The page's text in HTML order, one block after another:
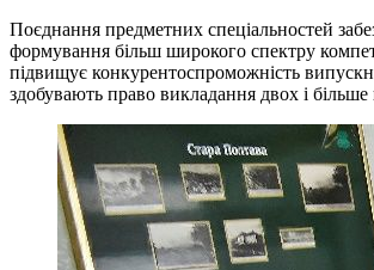
Поєднання предметних спеціальностей
формування більш широкого спектру
підвищує конкурентоспроможність
здобувають право викладання двох і більше